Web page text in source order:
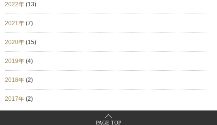
2022年 (13)
2021年 (7)
2020年 (15)
2019年 (4)
2018年 (2)
2017年 (2)
PAGE TOP